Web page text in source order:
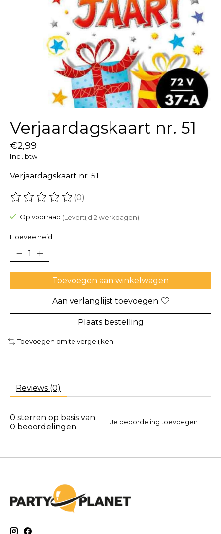
Verjaardagskaart nr. 51
€2,99
Incl. btw
Verjaardagskaart nr. 51
De beoordeling van dit product is
(0)
Op voorraad (Levertijd:2 werkdagen)
Hoeveelheid:
Toevoegen aan winkelwagen
Aan verlanglijst toevoegen
Plaats bestelling
Toevoegen om te vergelijken
Reviews (0)
0 sterren op basis van
0 beoordelingen Je beoordeling toevoegen